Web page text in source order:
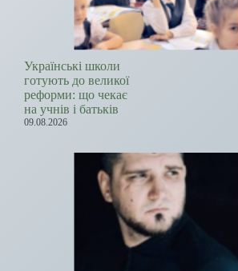
Українські школи
готують до великої
реформи: що чекає
на учнів і батьків
09.08.2026